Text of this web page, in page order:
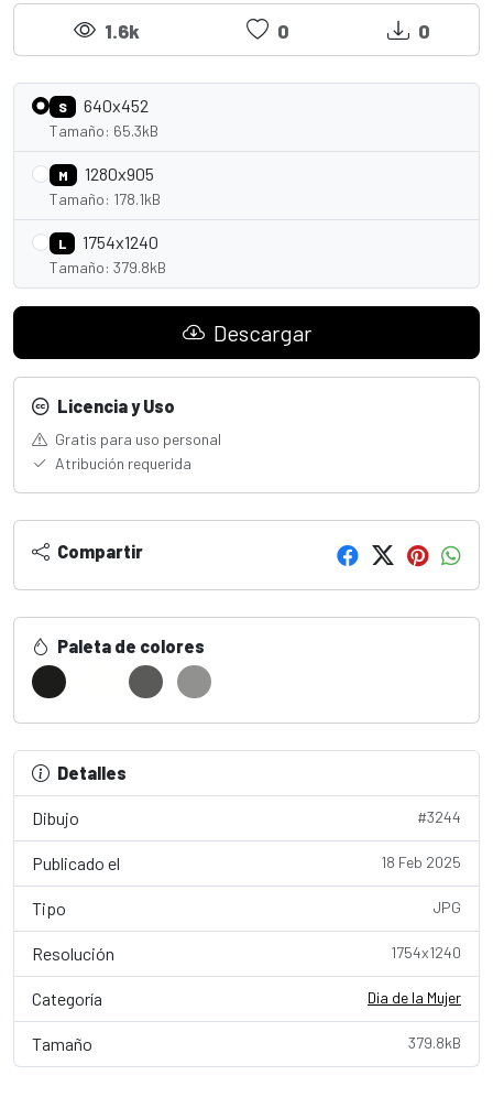
1.6k 0 0
S 640x452
Tamaño: 65.3kB
M 1280x905
Tamaño: 178.1kB
L 1754x1240
Tamaño: 379.8kB
Descargar
Licencia y Uso
Gratis para uso personal
Atribución requerida
Compartir
Paleta de colores
Detalles
Dibujo #3244
Publicado el 18 Feb 2025
Tipo JPG
Resolución 1754x1240
Categoría Dia de la Mujer
Tamaño 379.8kB